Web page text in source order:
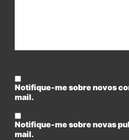
Notifique-me sobre novos
mail.
Notifique-me sobre novas
mail.